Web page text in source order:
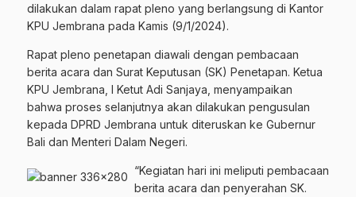
dilakukan dalam rapat pleno yang berlangsung di Kantor
KPU Jembrana pada Kamis (9/1/2024).
Rapat pleno penetapan diawali dengan pembacaan
berita acara dan Surat Keputusan (SK) Penetapan. Ketua
KPU Jembrana, I Ketut Adi Sanjaya, menyampaikan
bahwa proses selanjutnya akan dilakukan pengusulan
kepada DPRD Jembrana untuk diteruskan ke Gubernur
Bali dan Menteri Dalam Negeri.
“Kegiatan hari ini meliputi pembacaan
berita acara dan penyerahan SK.